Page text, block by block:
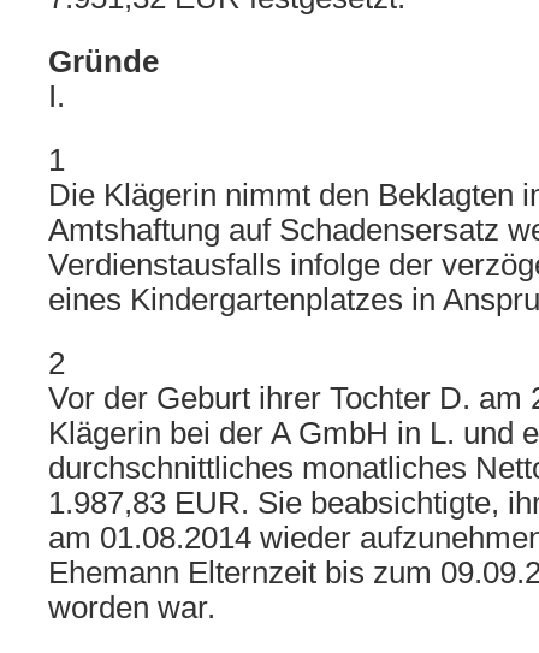
Gründe
I.
1
Die Klägerin nimmt den Beklagten
Amtshaftung auf Schadensersatz
Verdienstausfalls infolge der
eines Kindergartenplatzes in
2
Vor der Geburt ihrer Tochter D. am
Klägerin bei der A GmbH in L. und
durchschnittliches monatliches
1.987,83 EUR. Sie beabsichtigte,
am 01.08.2014 wieder
Ehemann Elternzeit bis zum
worden war.